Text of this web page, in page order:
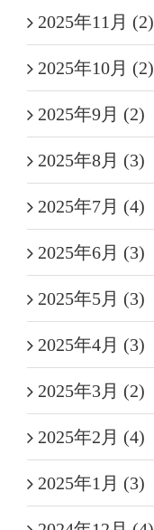
2025年11月 (2)
2025年10月 (2)
2025年9月 (2)
2025年8月 (3)
2025年7月 (4)
2025年6月 (3)
2025年5月 (3)
2025年4月 (3)
2025年3月 (2)
2025年2月 (4)
2025年1月 (3)